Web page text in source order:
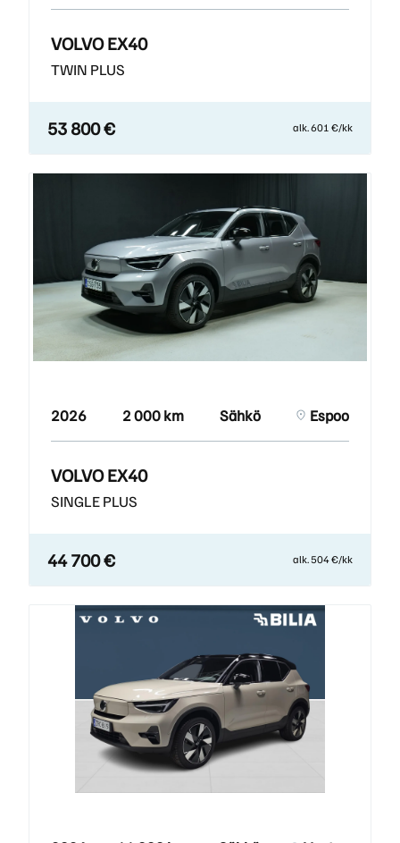
VOLVO EX40
TWIN PLUS
53 800 € alk. 601 €/kk
2026 2 000 km Sähkö Espoo
VOLVO EX40
SINGLE PLUS
44 700 € alk. 504 €/kk